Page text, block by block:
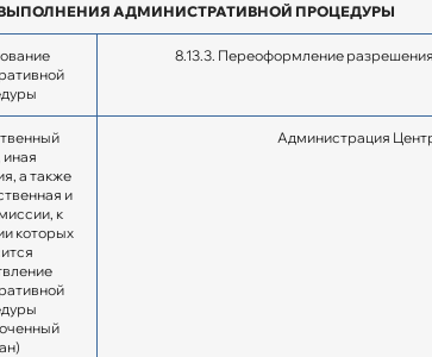
АДМИНИСТРАТИВНОЙ ПРОЦЕДУРЫ
8.13.3. Переоформление
иная
а также
и
к
которых
Администрация